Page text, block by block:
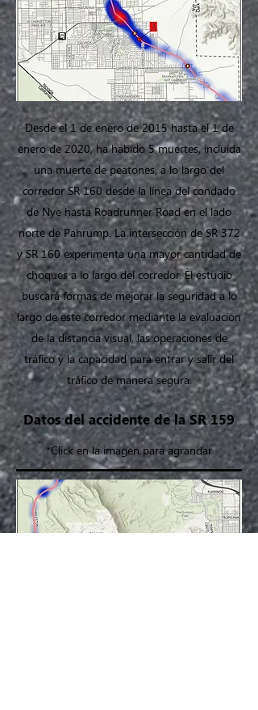
Desde el 1 de enero de 2015 hasta el 1 de
enero de 2020, ha habido 5 muertes, incluida
una muerte de peatones, a lo largo del
corredor SR 160 desde la línea del condado
de Nye hasta Roadrunner Road en el lado
norte de Pahrump. La intersección de SR 372
y SR 160 experimenta una mayor cantidad de
choques a lo largo del corredor. El estudio
buscará formas de mejorar la seguridad a lo
largo de este corredor mediante la evaluación
de la distancia visual, las operaciones de
tráfico y la capacidad para entrar y salir del
tráfico de manera segura.
Datos del accidente de la SR 159
*Click en la imagen para agrandar